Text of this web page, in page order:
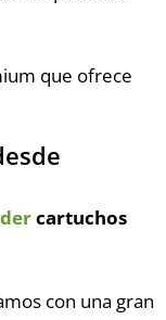
que ofrece
cartuchos
con una gran